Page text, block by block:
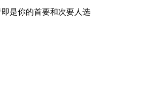
是你的首要和次要人选